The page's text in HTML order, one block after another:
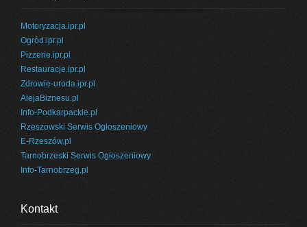
Motoryzacja.ipr.pl
Ogród.ipr.pl
Pizzerie.ipr.pl
Restauracje.ipr.pl
Zdrowie-uroda.ipr.pl
AlejaBiznesu.pl
Info-Podkarpackie.pl
Rzeszowski Serwis Ogłoszeniowy
E-Rzeszów.pl
Tarnobrzeski Serwis Ogłoszeniowy
Info-Tarnobrzeg.pl
Kontakt